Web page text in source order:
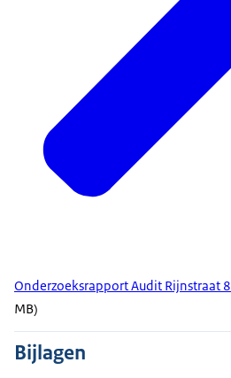
Onderzoeksrapport Audit Rijnstraat 8
MB)
Bijlagen